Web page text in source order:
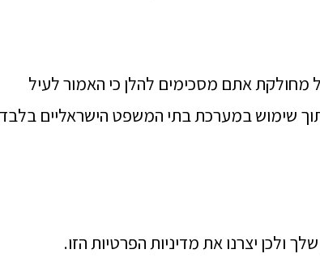
אתם מסכימים להלן כי האמור לעיל
שימוש במערכת בתי המשפט הישראליים בלבד